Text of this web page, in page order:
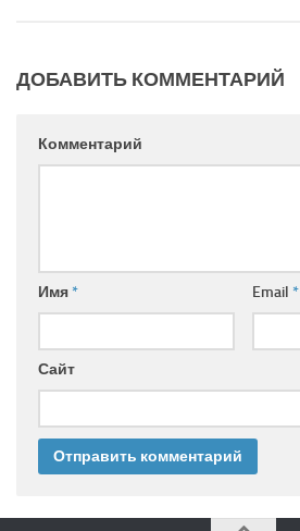
ДОБАВИТЬ КОММЕНТАРИЙ
Комментарий
Имя* Email *
Сайт